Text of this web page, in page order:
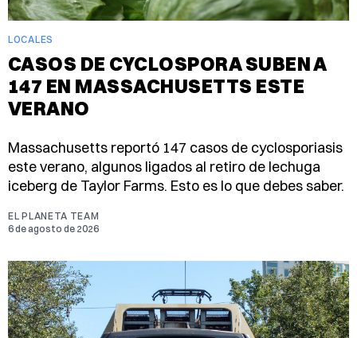
LOCALES
CASOS DE CYCLOSPORA SUBEN A
147 EN MASSACHUSETTS ESTE
VERANO
Massachusetts reportó 147 casos de cyclosporiasis
este verano, algunos ligados al retiro de lechuga
iceberg de Taylor Farms. Esto es lo que debes saber.
EL PLANETA TEAM
6 de agosto de 2026